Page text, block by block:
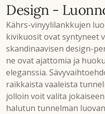
Design -
Kährs-vinyylilankkujen
kivikuosit ovat syntyneet
skandinaavisen design-
ne ovat ajattomia ja
eleganssia.
raikkaista vaaleista
jolloin voit valita
halutun tunnelman